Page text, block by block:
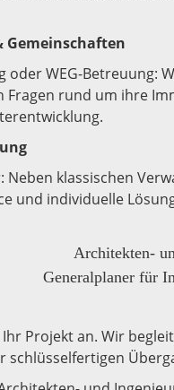
Gemeinschaften
oder WEG-Betreuung:
Fragen rund um ihre
Neben klassischen
und individuelle
Architekten-
Generalplaner für
Projekt an. Wir
schlüsselfertigen